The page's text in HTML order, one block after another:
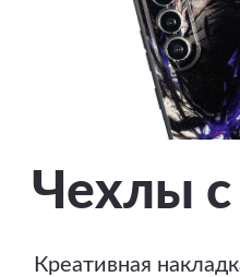
Чехлы
Креативная